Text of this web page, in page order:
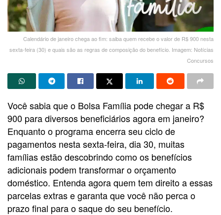
Calendário de janeiro chega ao fim: saiba quem recebe o valor de R$ 900 nesta
sexta-feira (30) e quais são as regras de composição do benefício. Imagem: Notícias
Concursos
Você sabia que o Bolsa Família pode chegar a R$
900 para diversos beneficiários agora em janeiro?
Enquanto o programa encerra seu ciclo de
pagamentos nesta sexta-feira, dia 30, muitas
famílias estão descobrindo como os benefícios
adicionais podem transformar o orçamento
doméstico. Entenda agora quem tem direito a essas
parcelas extras e garanta que você não perca o
prazo final para o saque do seu benefício.